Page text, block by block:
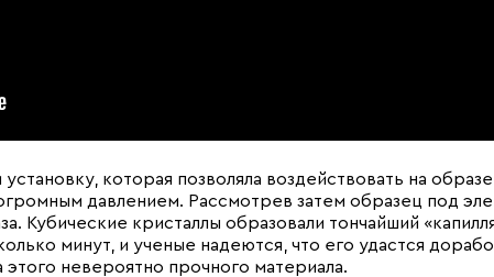
которая позволяла воздействовать на
давлением. Рассмотрев затем образец под
Кубические кристаллы образовали тончайший
минут, и ученые надеются, что его удастся
невероятно прочного материала.